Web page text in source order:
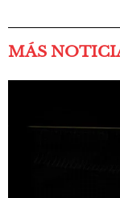
MÁS